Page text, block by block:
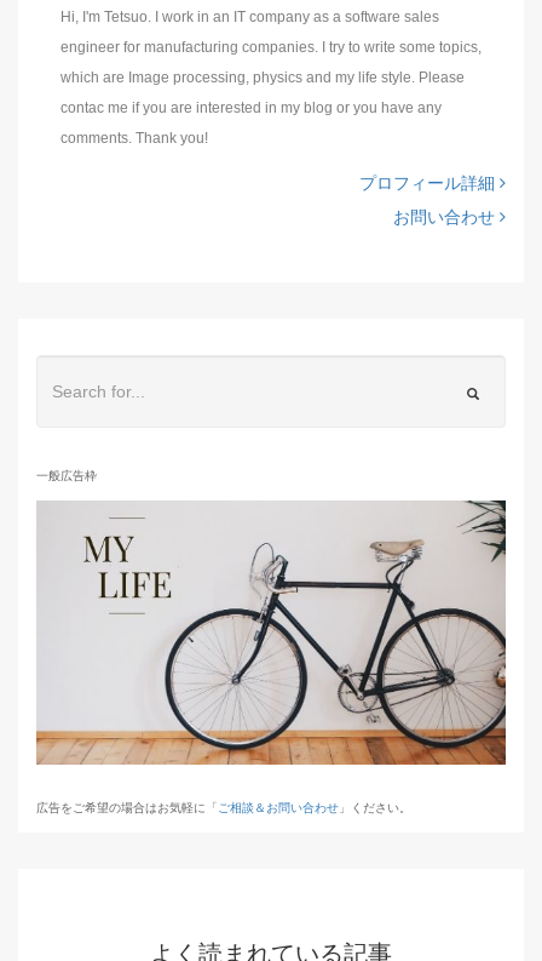
Hi, I'm Tetsuo. I work in an IT company as a software sales
engineer for manufacturing companies. I try to write some topics,
which are Image processing, physics and my life style. Please
contac me if you are interested in my blog or you have any
comments. Thank you!
プロフィール詳細
お問い合わせ
一般広告枠
広告をご希望の場合はお気軽に「ご相談＆お問い合わせ 」ください。
よく読まれている記事